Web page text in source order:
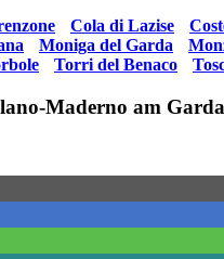
Cola di Lazise
Moniga del Garda
Torri del Benaco
Maderno am